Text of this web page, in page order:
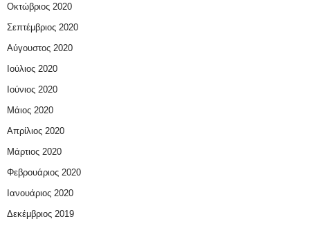
Οκτώβριος 2020
Σεπτέμβριος 2020
Αύγουστος 2020
Ιούλιος 2020
Ιούνιος 2020
Μάιος 2020
Απρίλιος 2020
Μάρτιος 2020
Φεβρουάριος 2020
Ιανουάριος 2020
Δεκέμβριος 2019